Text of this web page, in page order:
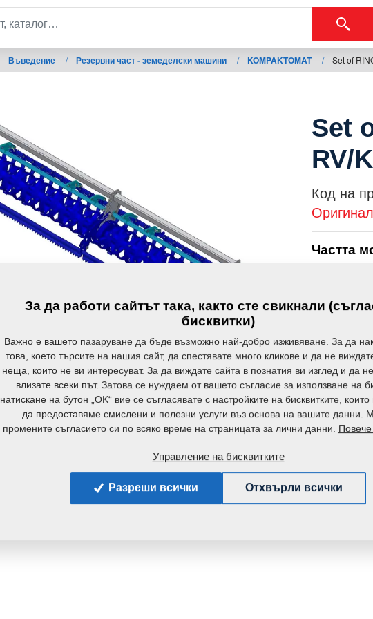
Въведение / Резервни част - земеделски машини / KOMPAKTOMAT / Set of
Set
RV/
Код на
Частта
За да работи сайтът така, както сте свикнали
бисквитки)
Важно е вашето пазаруване да бъде възможно най-добро изживяване. За да
това, което търсите на нашия сайт, да спестявате много кликове и да не
неща, които не ви интересуват. За да виждате сайта в познатия ви изглед и да
влизате всеки път. Затова се нуждаем от вашето съгласие за използване на
натискане на бутон „OK“ вие се съгласявате с настройките на бисквитките,
да предоставяме смислени и полезни услуги въз основа на вашите данни.
промените съгласието си по всяко време на страницата за лични данни.
Управление на бисквитките
Разреши всички Отхвърли всички